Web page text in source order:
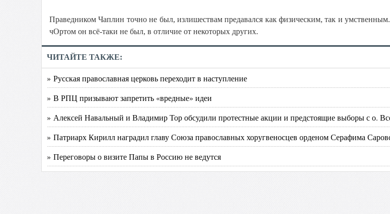
Праведником Чаплин точно не был, излишествам предавался как физическим, так и
чОртом он всё-таки не был, в отличие от некоторых других.
ЧИТАЙТЕ ТАКЖЕ:
» Русская православная церковь переходит в наступление
» В РПЦ призывают запретить «вредные» идеи
» Алексей Навальный и Владимир Тор обсудили протестные акции и предстоящие выборы с о.
» Патриарх Кирилл наградил главу Союза православных хоругвеносцев орденом Серафима
» Переговоры о визите Папы в Россию не ведутся